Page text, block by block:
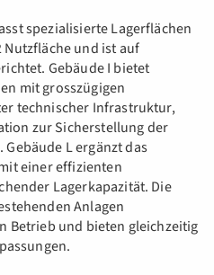
spezialisierte Lagerflächen
Nutzfläche und ist auf
Gebäude I bietet
mit grosszügigen
technischer Infrastruktur,
zur Sicherstellung der
L ergänzt das
einer effizienten
Lagerkapazität. Die
Anlagen
Betrieb und bieten gleichzeitig